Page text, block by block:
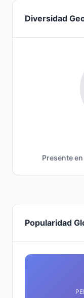
Diversidad
Presente
Popularidad